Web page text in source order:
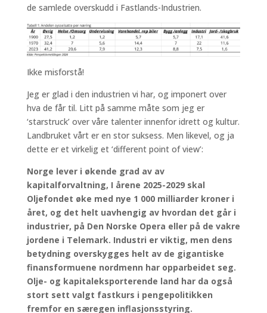
de samlede overskudd i Fastlands-Industrien.
Ikke misforstå!
Jeg er glad i den industrien vi har, og imponert over
hva de får til. Litt på samme måte som jeg er
‘starstruck’ over våre talenter innenfor idrett og kultur.
Landbruket vårt er en stor suksess. Men likevel, og ja
dette er et virkelig et ‘different point of view’:
Norge lever i økende grad av av
kapitalforvaltning, I årene 2025-2029 skal
Oljefondet øke med nye 1 000 milliarder kroner i
året, og det helt uavhengig av hvordan det går i
industrier, på Den Norske Opera eller på de vakre
jordene i Telemark. Industri er viktig, men dens
betydning overskygges helt av de gigantiske
finansformuene nordmenn har opparbeidet seg.
Olje- og kapitaleksporterende land har da også
stort sett valgt fastkurs i pengepolitikken
fremfor en særegen inflasjonsstyring.